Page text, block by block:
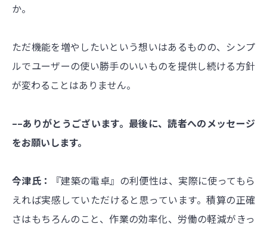
か。
ただ機能を増やしたいという想いはあるものの、シンプ
ルでユーザーの使い勝手のいいものを提供し続ける方針
が変わることはありません。
––ありがとうございます。最後に、読者へのメッセージ
をお願いします。
今津氏：
『建築の電卓』の利便性は、実際に使ってもら
えれば実感していただけると思っています。積算の正確
さはもちろんのこと、作業の効率化、労働の軽減がきっ